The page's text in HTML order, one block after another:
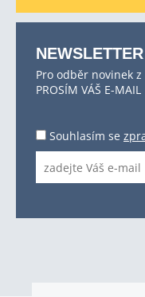
NEWSLETTER
Pro odběr novinek
PROSÍM VÁŠ E-MAIL
Souhlasím se